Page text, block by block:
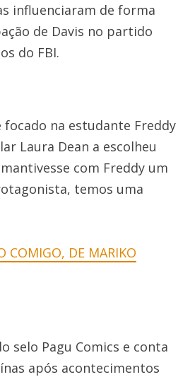
influenciaram de forma
de Davis no partido
do FBI.
focado na estudante Freddy
Laura Dean a escolheu
com Freddy um
temos uma
COMIGO, DE MARIKO
selo Pagu Comics e conta
após acontecimentos